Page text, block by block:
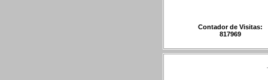
Contador de Visitas:
817969